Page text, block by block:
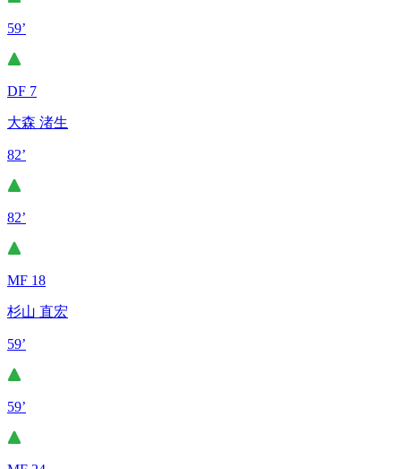
59’
DF 7
大森 渚生
82’
82’
MF 18
杉山 直宏
59’
59’